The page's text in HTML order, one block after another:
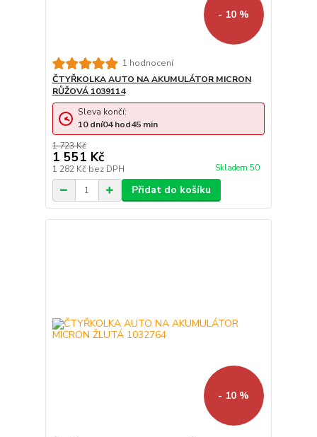
- 10 %
1 hodnocení
ČTYŘKOLKA AUTO NA AKUMULÁTOR MICRON
RŮŽOVÁ 1039114
1 723 Kč
1 551 Kč
1 282 Kč bez DPH Skladem 50
Sleva končí:
10 dní04hod45 min
Přidat do košíku
- 10 %